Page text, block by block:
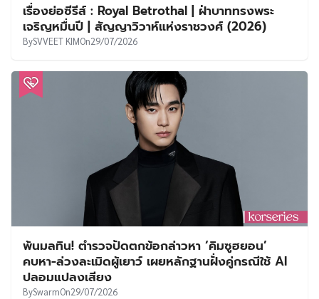
เรื่องย่อซีรีส์ : Royal Betrothal | ฝ่าบาททรงพระ
เจริญหมื่นปี | สัญญาวิวาห์แห่งราชวงศ์ (2026)
BySVVEET KIMOn29/07/2026
พ้นมลทิน! ตำรวจปัดตกข้อกล่าวหา ‘คิมซูฮยอน’
คบหา-ล่วงละเมิดผู้เยาว์ เผยหลักฐานฝั่งคู่กรณีใช้ AI
ปลอมแปลงเสียง
BySwarmOn29/07/2026